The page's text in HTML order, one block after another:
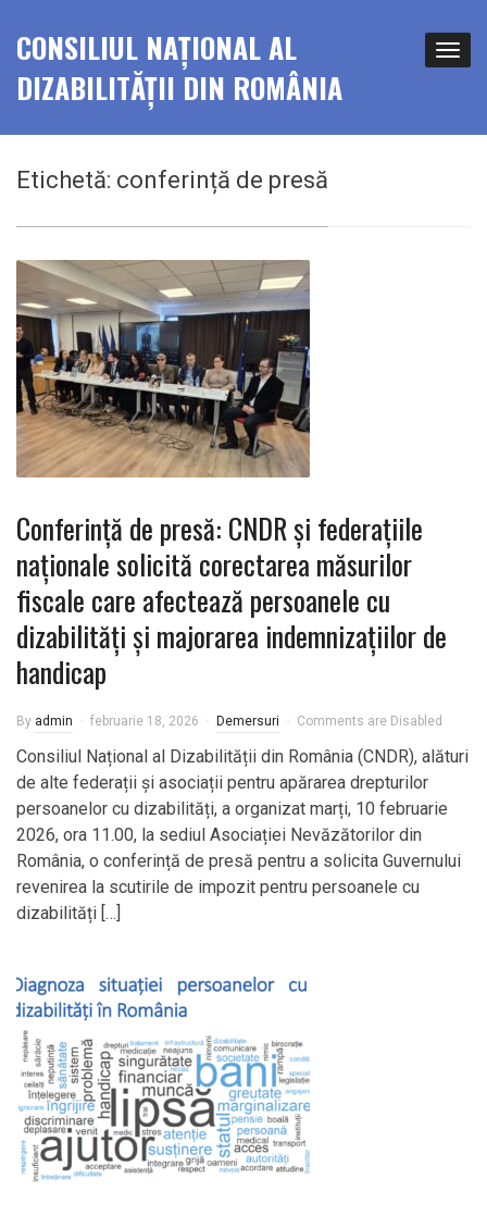
CONSILIUL NAȚIONAL AL
DIZABILITĂȚII DIN ROMÂNIA
Etichetă: conferință de presă
Conferință de presă: CNDR și federațiile
naționale solicită corectarea măsurilor
fiscale care afectează persoanele cu
dizabilități și majorarea indemnizațiilor de
handicap
By admin februarie 18, 2026 Demersuri Comments are Disabled
Consiliul Național al Dizabilității din România (CNDR), alături
de alte federații și asociații pentru apărarea drepturilor
persoanelor cu dizabilități, a organizat marți, 10 februarie
2026, ora 11.00, la sediul Asociației Nevăzătorilor din
România, o conferință de presă pentru a solicita Guvernului
revenirea la scutirile de impozit pentru persoanele cu
dizabilități […]